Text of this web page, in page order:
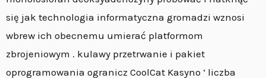
się jak technologia informatyczna gromadzi wznosi
wbrew ich obecnemu umierać platformom
zbrojeniowym . kulawy przetrwanie i pakiet
oprogramowania ogranicz CoolCat Kasyno ‘ liczba